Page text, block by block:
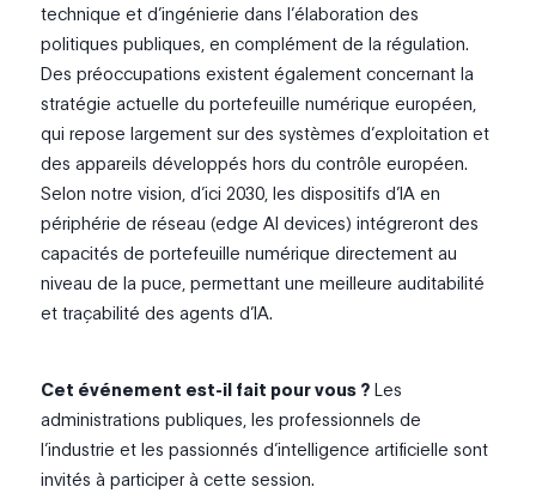
technique et d’ingénierie dans l’élaboration des
politiques publiques, en complément de la régulation.
Des préoccupations existent également concernant la
stratégie actuelle du portefeuille numérique européen,
qui repose largement sur des systèmes d’exploitation et
des appareils développés hors du contrôle européen.
Selon notre vision, d’ici 2030, les dispositifs d’IA en
périphérie de réseau (edge AI devices) intégreront des
capacités de portefeuille numérique directement au
niveau de la puce, permettant une meilleure auditabilité
et traçabilité des agents d’IA.
Cet événement est-il fait pour vous ? Les
administrations publiques, les professionnels de
l’industrie et les passionnés d’intelligence artificielle sont
invités à participer à cette session.